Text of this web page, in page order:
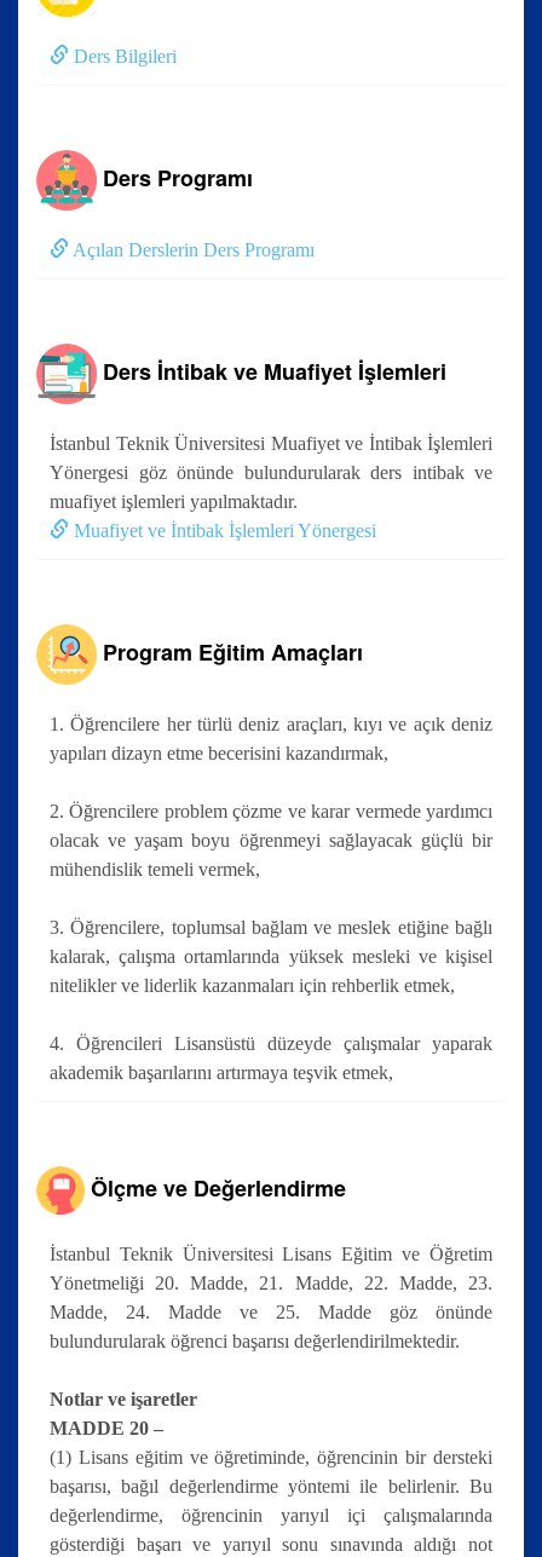
Ders Bilgileri
Ders Programı
Açılan Derslerin Ders Programı
Ders İntibak ve Muafiyet İşlemleri
İstanbul Teknik Üniversitesi Muafiyet ve İntibak İşlemleri
Yönergesi göz önünde bulundurularak ders intibak ve
muafiyet işlemleri yapılmaktadır.
Muafiyet ve İntibak İşlemleri Yönergesi
Program Eğitim Amaçları
1. Öğrencilere her türlü deniz araçları, kıyı ve açık deniz
yapıları dizayn etme becerisini kazandırmak,
2. Öğrencilere problem çözme ve karar vermede yardımcı
olacak ve yaşam boyu öğrenmeyi sağlayacak güçlü bir
mühendislik temeli vermek,
3. Öğrencilere, toplumsal bağlam ve meslek etiğine bağlı
kalarak, çalışma ortamlarında yüksek mesleki ve kişisel
nitelikler ve liderlik kazanmaları için rehberlik etmek,
4. Öğrencileri Lisansüstü düzeyde çalışmalar yaparak
akademik başarılarını artırmaya teşvik etmek,
Ölçme ve Değerlendirme
İstanbul Teknik Üniversitesi Lisans Eğitim ve Öğretim
Yönetmeliği 20. Madde, 21. Madde, 22. Madde, 23.
Madde, 24. Madde ve 25. Madde göz önünde
bulundurularak öğrenci başarısı değerlendirilmektedir.
Notlar ve işaretler
MADDE 20 –
(1) Lisans eğitim ve öğretiminde, öğrencinin bir dersteki
başarısı, bağıl değerlendirme yöntemi ile belirlenir. Bu
değerlendirme, öğrencinin yarıyıl içi çalışmalarında
gösterdiği başarı ve yarıyıl sonu sınavında aldığı not